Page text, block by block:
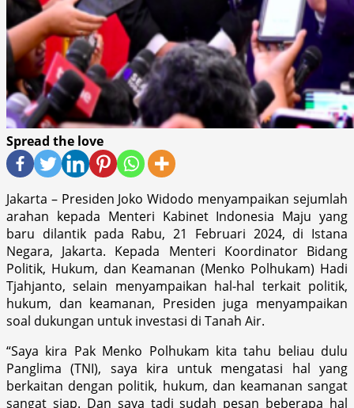
Spread the love
Jakarta – Presiden Joko Widodo menyampaikan sejumlah
arahan kepada Menteri Kabinet Indonesia Maju yang
baru dilantik pada Rabu, 21 Februari 2024, di Istana
Negara, Jakarta. Kepada Menteri Koordinator Bidang
Politik, Hukum, dan Keamanan (Menko Polhukam) Hadi
Tjahjanto, selain menyampaikan hal-hal terkait politik,
hukum, dan keamanan, Presiden juga menyampaikan
soal dukungan untuk investasi di Tanah Air.
“Saya kira Pak Menko Polhukam kita tahu beliau dulu
Panglima (TNI), saya kira untuk mengatasi hal yang
berkaitan dengan politik, hukum, dan keamanan sangat
sangat siap. Dan saya tadi sudah pesan beberapa hal